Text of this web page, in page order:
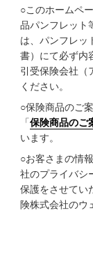
○このホームペ
品パンフレット
は、パンフレッ
書）にて必ず内
引受保険会社（
ください。
○保険商品のご
「保険商品のご
います。
○お客さまの情
社のプライバシ
保護をさせてい
険株式会社のウ